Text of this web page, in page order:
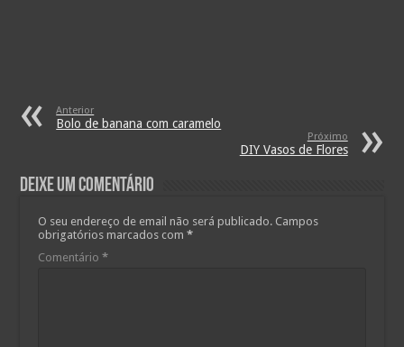
Anterior
Bolo de banana com caramelo
Próximo
DIY Vasos de Flores
Deixe um comentário
O seu endereço de email não será publicado. Campos
obrigatórios marcados com*
Comentário*